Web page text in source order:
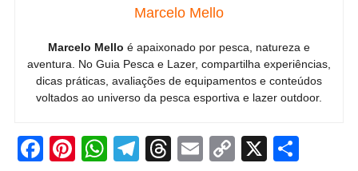
Marcelo Mello
Marcelo Mello é apaixonado por pesca, natureza e
aventura. No Guia Pesca e Lazer, compartilha experiências,
dicas práticas, avaliações de equipamentos e conteúdos
voltados ao universo da pesca esportiva e lazer outdoor.
Facebook
Pinterest
WhatsApp
Telegram
Threads
Email
Copy
X